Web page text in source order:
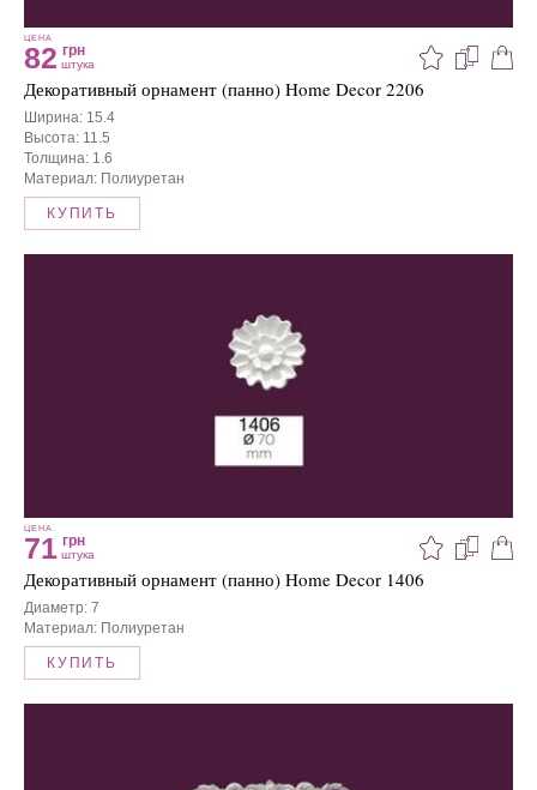
ЦЕНА
82 грн
штука
Декоративный орнамент (панно) Home Decor 2206
Ширина: 15.4
Высота: 11.5
Толщина: 1.6
Материал: Полиуретан
КУПИТЬ
ЦЕНА
71 грн
штука
Декоративный орнамент (панно) Home Decor 1406
Диаметр: 7
Материал: Полиуретан
КУПИТЬ